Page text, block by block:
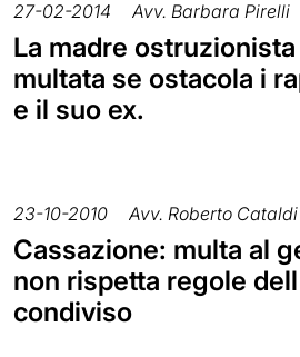
27-02-2014 Avv. Barbara Pirelli
La madre
multata se ostacola i
e il suo ex.
23-10-2010 Avv. Roberto Cataldi
Cassazione: multa al
non rispetta regole
condiviso